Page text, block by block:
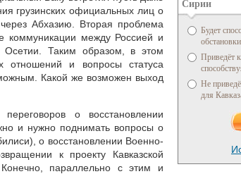
грузинских официальных лиц о
Абхазию. Вторая проблема
коммуникации между Россией и
Осетии. Таким образом, в этом
отношений и вопросы статуса
Какой же возможен выход
о восстановлении
и нужно поднимать вопросы о
о восстановлении Военно-
к проекту Кавказской
Конечно, параллельно с этим и
Сирии
Будет
Приведёт
Не
для